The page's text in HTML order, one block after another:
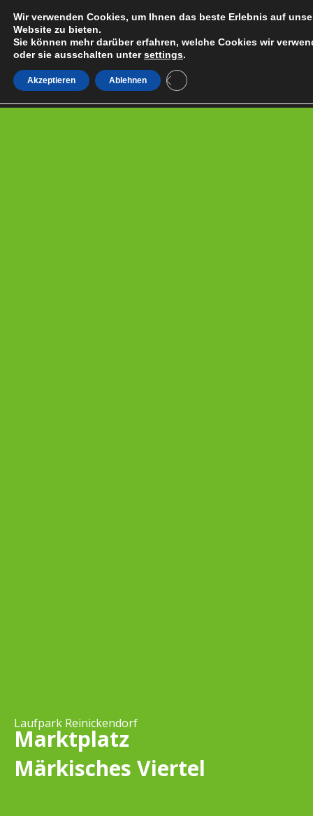
Laufpark Reinickendorf
Marktplatz
Märkisches Viertel
Wir verwenden Cookies, um Ihnen das beste Erlebnis auf
Website zu bieten.
Sie können mehr darüber erfahren, welche Cookies wir
oder sie ausschalten untersettings.
Akzeptieren Ablehnen Close GDPR Cookie Banner